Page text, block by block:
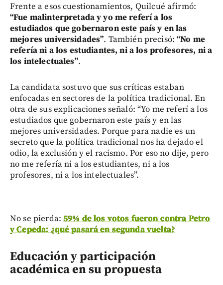
Frente a esos cuestionamientos, Quilcué afirmó:
“Fue malinterpretada y yo me referí a los
estudiados que gobernaron este país y en las
mejores universidades”. También precisó: “No me
refería ni a los estudiantes, ni a los profesores, ni a
los intelectuales”.
La candidata sostuvo que sus críticas estaban
enfocadas en sectores de la política tradicional. En
otra de sus explicaciones señaló: “Yo me referí a los
estudiados que gobernaron este país y en las
mejores universidades. Porque para nadie es un
secreto que la política tradicional nos ha dejado el
odio, la exclusión y el racismo. Por eso no dije, pero
no me refería ni a los estudiantes, ni a los
profesores, ni a los intelectuales”.
No se pierda:59% de los votos fueron contra Petro
y Cepeda: ¿qué pasará en segunda vuelta?
Educación y participación
académica en su propuesta